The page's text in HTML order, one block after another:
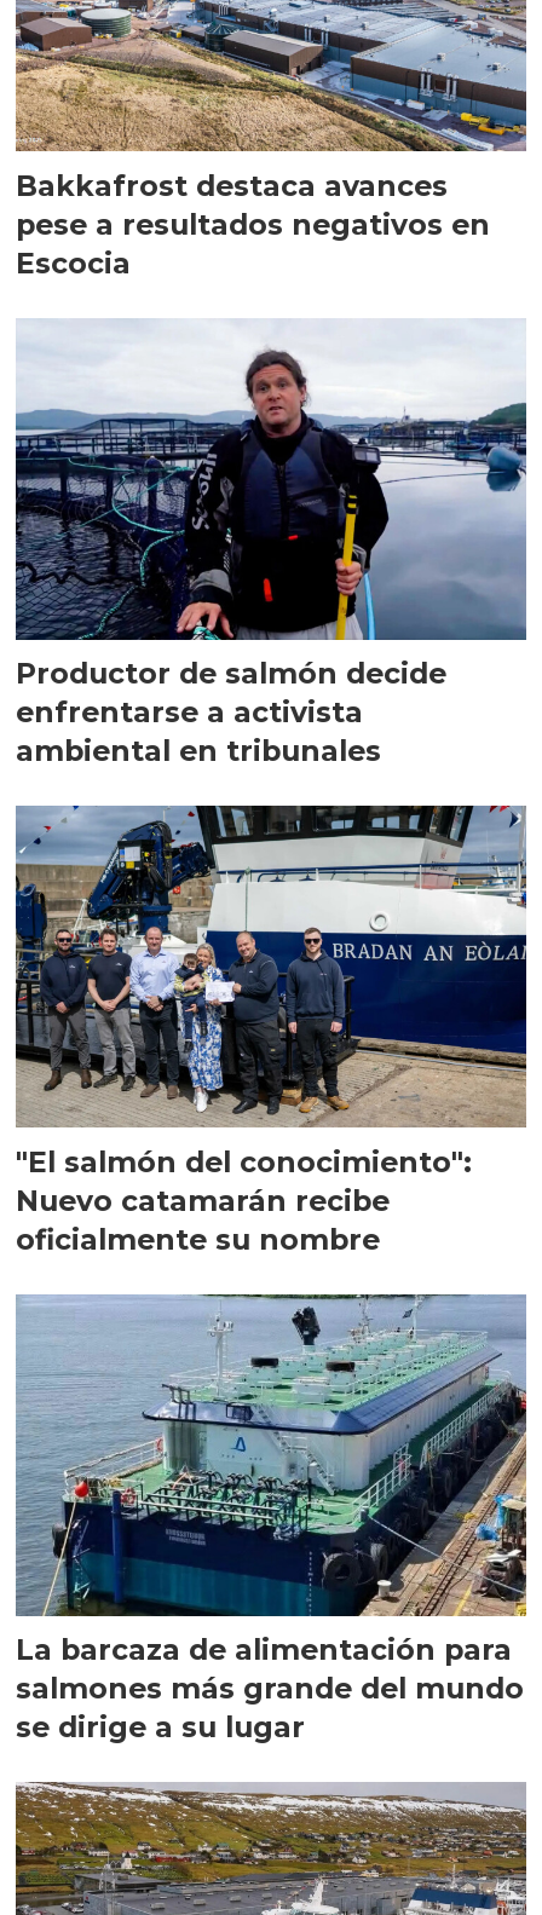
Bakkafrost destaca avances
pese a resultados negativos en
Escocia
Productor de salmón decide
enfrentarse a activista
ambiental en tribunales
"El salmón del conocimiento":
Nuevo catamarán recibe
oficialmente su nombre
La barcaza de alimentación para
salmones más grande del mundo
se dirige a su lugar